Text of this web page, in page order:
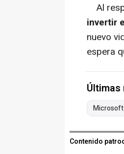
Al
invertir
nuevo
espera
Microsoft
Contenido